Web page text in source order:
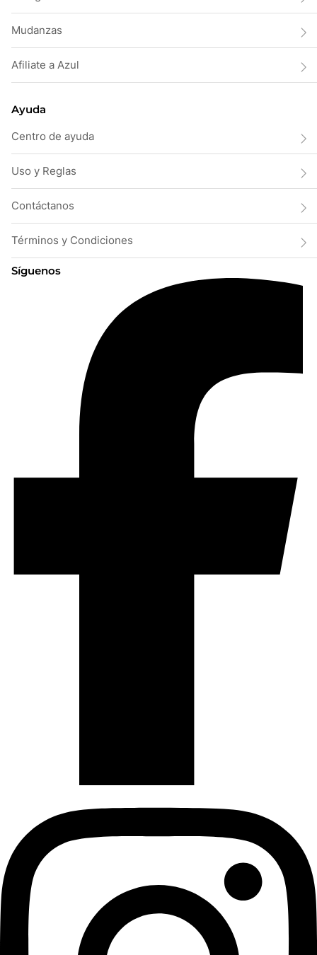
Mudanzas
Afiliate a Azul
Ayuda
Centro de ayuda
Uso y Reglas
Contáctanos
Términos y Condiciones
Síguenos